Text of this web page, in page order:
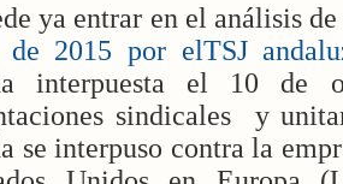
ya entrar en el análisis
de 2015 por elTSJ
interpuesta el 10 de
sindicales
y
se interpuso contra la